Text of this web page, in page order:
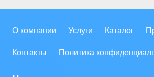
О компании Услуги Каталог
Контакты
Политика